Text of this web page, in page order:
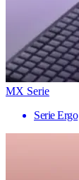
MX Serie
Serie Ergo